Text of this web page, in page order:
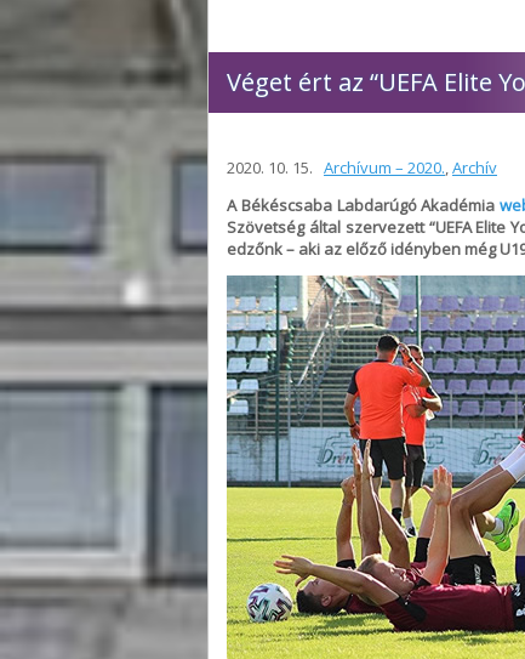
Véget ért az “UEFA Elite
2020. 10. 15. Archívum – 2020.,Archív
A Békéscsaba Labdarúgó Akadémia
Szövetség által szervezett “UEFA Elite
edzőnk – aki az előző idényben még